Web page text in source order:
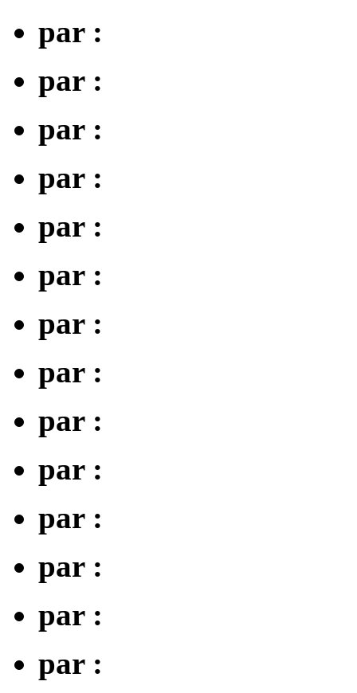
par :
par :
par :
par :
par :
par :
par :
par :
par :
par :
par :
par :
par :
par :